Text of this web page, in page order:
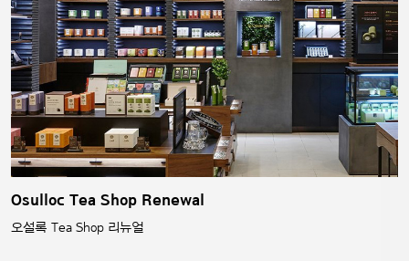
Osulloc Tea Shop Renewal
오설록 Tea Shop 리뉴얼